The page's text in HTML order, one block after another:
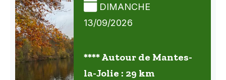
DIMANCHE
13/09/2026
**** Autour de Mantes-
la-Jolie : 29 km